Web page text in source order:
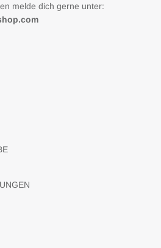
melde dich gerne unter: